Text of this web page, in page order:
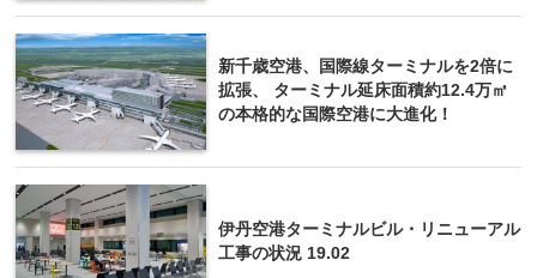
新千歳空港、国際線ターミナルを2倍に
拡張、 ターミナル延床面積約12.4万㎡
の本格的な国際空港に大進化！
伊丹空港ターミナルビル・リニューアル
工事の状況 19.02